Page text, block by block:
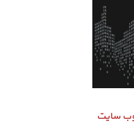
وب سایت